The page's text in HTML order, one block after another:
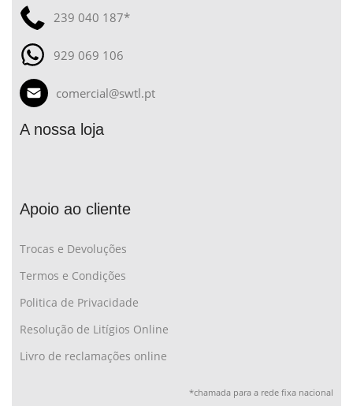
239 040 187*
929 069 106
comercial@swtl.pt
A nossa loja
Apoio ao cliente
Trocas e Devoluções
Termos e Condições
Politica de Privacidade
Resolução de Litígios Online
Livro de reclamações online
*chamada para a rede fixa nacional